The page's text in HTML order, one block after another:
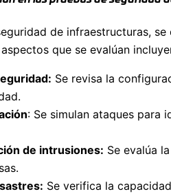
de infraestructuras,
que se evalúan
Se revisa la
: Se simulan ataques para
de intrusiones: Se evalúa
Se verifica la